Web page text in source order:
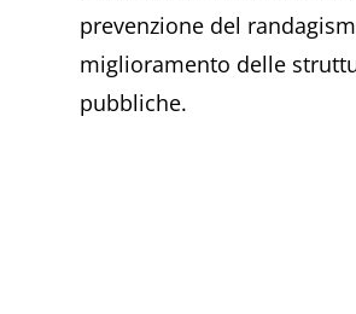
prevenzione del
miglioramento delle
pubbliche.